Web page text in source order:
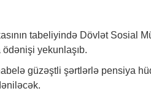
tabeliyində Dövlət Sosial
yekunlaşıb.
güzəştli şərtlərlə pensiya